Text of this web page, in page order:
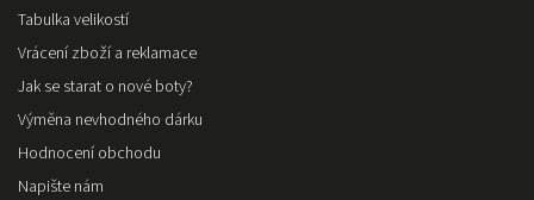
Tabulka velikostí
Vrácení zboží a reklamace
Jak se starat o nové boty?
Výměna nevhodného dárku
Hodnocení obchodu
Napište nám